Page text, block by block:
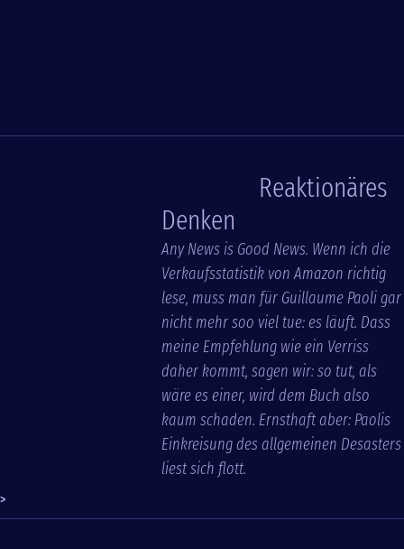
Reaktionäres
Denken
Any News is Good News. Wenn ich die
Verkaufsstatistik von Amazon richtig
lese, muss man für Guillaume Paoli gar
nicht mehr soo viel tue: es läuft. Dass
meine Empfehlung wie ein Verriss
daher kommt, sagen wir: so tut, als
wäre es einer, wird dem Buch also
kaum schaden. Ernsthaft aber: Paolis
Einkreisung des allgemeinen Desasters
liest sich flott.
>